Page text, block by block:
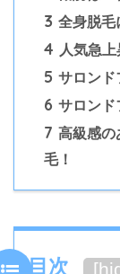
3 全身脱毛
4 人気急
5 サロンド
6 サロンド
7 高級感の
毛！
目次 [